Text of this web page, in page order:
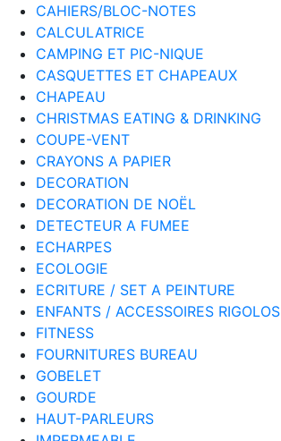
CAHIERS/BLOC-NOTES
CALCULATRICE
CAMPING ET PIC-NIQUE
CASQUETTES ET CHAPEAUX
CHAPEAU
CHRISTMAS EATING & DRINKING
COUPE-VENT
CRAYONS A PAPIER
DECORATION
DECORATION DE NOËL
DETECTEUR A FUMEE
ECHARPES
ECOLOGIE
ECRITURE / SET A PEINTURE
ENFANTS / ACCESSOIRES RIGOLOS
FITNESS
FOURNITURES BUREAU
GOBELET
GOURDE
HAUT-PARLEURS